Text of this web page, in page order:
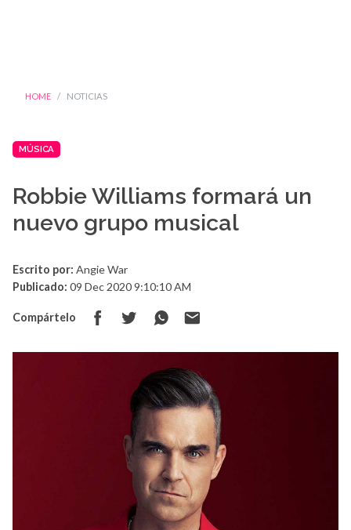
HOME NOTICIAS
MÚSICA
Robbie Williams formará un
nuevo grupo musical
Escrito por: Angie War
Publicado: 09 Dec 2020 9:10:10 AM
Compártelo